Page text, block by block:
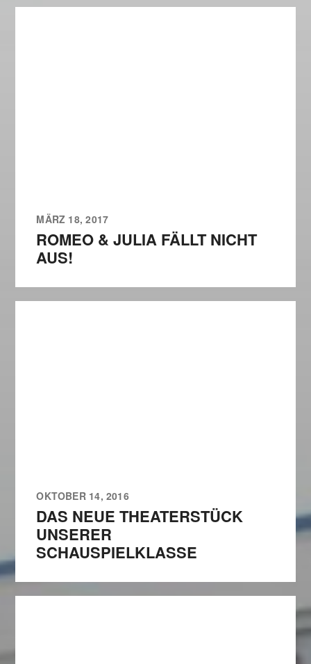
MÄRZ 18, 2017
ROMEO & JULIA FÄLLT NICHT
AUS!
OKTOBER 14, 2016
DAS NEUE THEATERSTÜCK
UNSERER
SCHAUSPIELKLASSE